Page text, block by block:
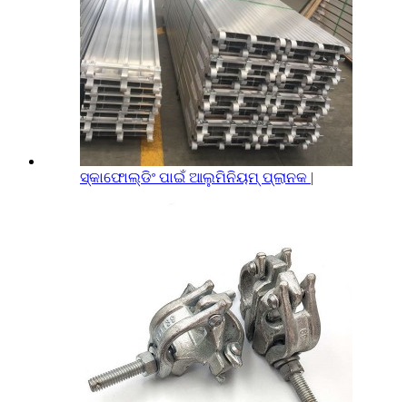
ସ୍କାଫୋଲ୍ଡିଂ ପାଇଁ ଆଲୁମିନିୟମ୍ ପ୍ଲାନକ |